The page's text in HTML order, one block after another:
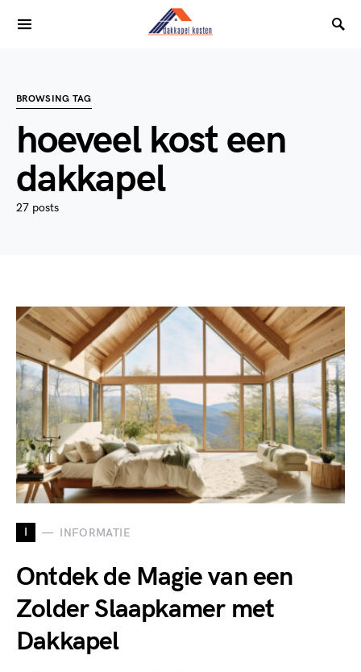
BROWSING TAG
hoeveel kost een
dakkapel
27 posts
I INFORMATIE
Ontdek de Magie van een
Zolder Slaapkamer met
Dakkapel